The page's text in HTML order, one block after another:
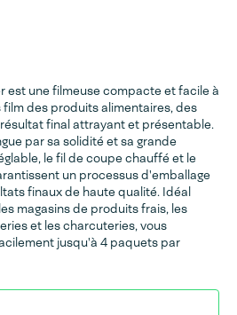
est une filmeuse compacte et facile à
des produits alimentaires, des
final attrayant et présentable.
par sa solidité et sa grande
le fil de coupe chauffé et le
un processus d'emballage
finaux de haute qualité. Idéal
magasins de produits frais, les
et les charcuteries, vous
jusqu'à 4 paquets par